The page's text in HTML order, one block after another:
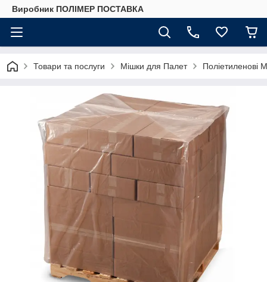
Виробник ПОЛІМЕР ПОСТАВКА
Товари та послуги Мішки для Палет Поліетиленові